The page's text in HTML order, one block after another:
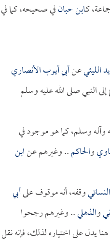
ابن حبانفي صحيحه، كما في
الليثيعنأبي أيوب الأنصاري
النبي صلى الله عليه وسلم
وآله وسلم، كما هو موجود في
والحاكم.. وغيرهم عنابن
النسائيوقفه، أنه موقوف علىأبي
والذهلي.. وغيرهم رجحوا
يدل على اختياره لذلك، فإنه نقل